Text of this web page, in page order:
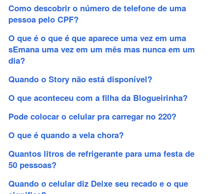
Como descobrir o número de telefone de uma
pessoa pelo CPF?
O que é o que é que aparece uma vez em uma
sEmana uma vez em um mês mas nunca em um
dia?
Quando o Story não está disponível?
O que aconteceu com a filha da Blogueirinha?
Pode colocar o celular pra carregar no 220?
O que é quando a vela chora?
Quantos litros de refrigerante para uma festa de
50 pessoas?
Quando o celular diz Deixe seu recado e o que